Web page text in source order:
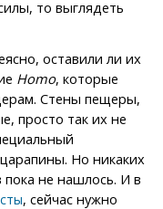
то выглядеть
оставили ли их
Homo, которые
Стены пещеры,
просто так их не
Но никаких
не нашлось. И в
, сейчас нужно